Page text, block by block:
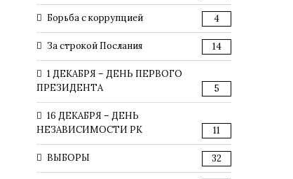
Борьба с коррупцией 4
За строкой Послания 14
1 ДЕКАБРЯ – ДЕНЬ ПЕРВОГО
ПРЕЗИДЕНТА
5
16 ДЕКАБРЯ – ДЕНЬ
НЕЗАВИСИМОСТИ РК
11
ВЫБОРЫ 32